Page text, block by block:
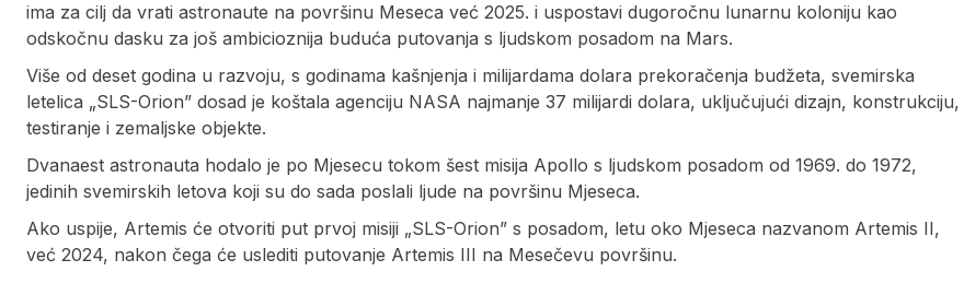
ima za cilj da vrati astronaute na površinu Meseca već 2025. i uspostavi dugoročnu lunarnu koloniju kao
odskočnu dasku za još ambicioznija buduća putovanja s ljudskom posadom na Mars.
Više od deset godina u razvoju, s godinama kašnjenja i milijardama dolara prekoračenja budžeta, svemirska
letelica „SLS-Orion” dosad je koštala agenciju NASA najmanje 37 milijardi dolara, uključujući dizajn, konstrukciju,
testiranje i zemaljske objekte.
Dvanaest astronauta hodalo je po Mjesecu tokom šest misija Apollo s ljudskom posadom od 1969. do 1972,
jedinih svemirskih letova koji su do sada poslali ljude na površinu Mjeseca.
Ako uspije, Artemis će otvoriti put prvoj misiji „SLS-Orion” s posadom, letu oko Mjeseca nazvanom Artemis II,
već 2024, nakon čega će uslediti putovanje Artemis III na Mesečevu površinu.